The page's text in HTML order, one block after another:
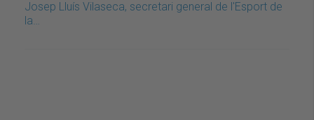
Josep Lluís Vilaseca, secretari general de l'Esport de
la…